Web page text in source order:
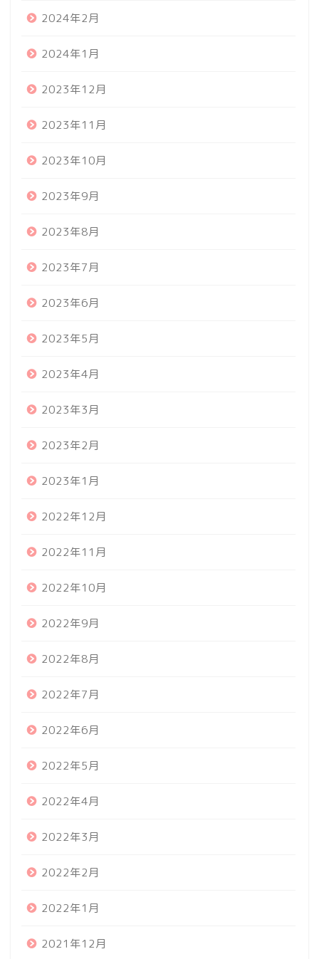
2024年2月
2024年1月
2023年12月
2023年11月
2023年10月
2023年9月
2023年8月
2023年7月
2023年6月
2023年5月
2023年4月
2023年3月
2023年2月
2023年1月
2022年12月
2022年11月
2022年10月
2022年9月
2022年8月
2022年7月
2022年6月
2022年5月
2022年4月
2022年3月
2022年2月
2022年1月
2021年12月